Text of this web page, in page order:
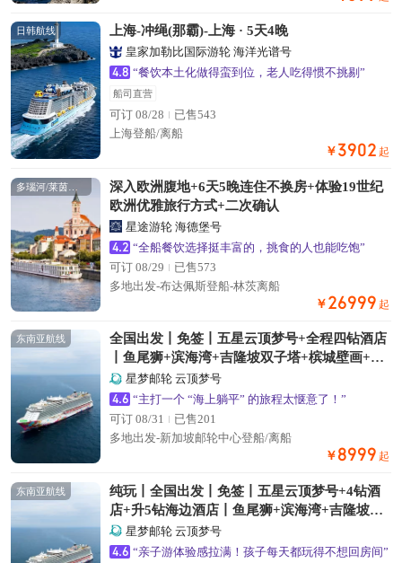
日韩航线 上海-冲绳(那霸)-上海 · 5天4晚
皇家加勒比国际游轮 海洋光谱号
4.8 “餐饮本土化做得蛮到位，老人吃得惯不挑剔”
船司直营
可订 08/28
已售543
上海登船/离船
￥ 3902 起
深入欧洲腹地+6天5晚连住不换房+体验19世纪
欧洲优雅旅行方式+二次确认
星途游轮 海德堡号
4.2 “全船餐饮选择挺丰富的，挑食的人也能吃饱”
可订 08/29
已售573
多地出发-布达佩斯登船-林茨离船
￥ 26999 起
东南亚航线
全国出发丨免签丨五星云顶梦号+全程四钻酒店
丨鱼尾狮+滨海湾+吉隆坡双子塔+槟城壁画+娘
惹美食+民丹岛红树林+黄金沙丘蓝丨赠岸上游
+海景下午茶
星梦邮轮 云顶梦号
4.6 “主打一个 “海上躺平” 的旅程太惬意了！”
可订 08/31
已售201
多地出发-新加坡邮轮中心登船/离船
￥ 8999 起
东南亚航线
纯玩丨全国出发丨免签丨五星云顶梦号+4钻酒
店+升5钻海边酒店丨鱼尾狮+滨海湾+吉隆坡双
子塔+槟城壁画+红树林+黄金沙丘丨赠岸上游
+海景下午茶
星梦邮轮 云顶梦号
4.6 “亲子游体验感拉满！孩子每天都玩得不想回房间”